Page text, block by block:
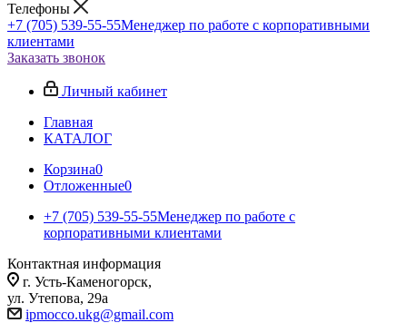
Телефоны
+7 (705) 539-55-55Менеджер по работе с корпоративными
клиентами
Заказать звонок
Личный кабинет
Главная
КАТАЛОГ
Корзина0
Отложенные0
+7 (705) 539-55-55Менеджер по работе с
корпоративными клиентами
Контактная информация
г. Усть-Каменогорск,
ул. Утепова, 29а
ipmocco.ukg@gmail.com